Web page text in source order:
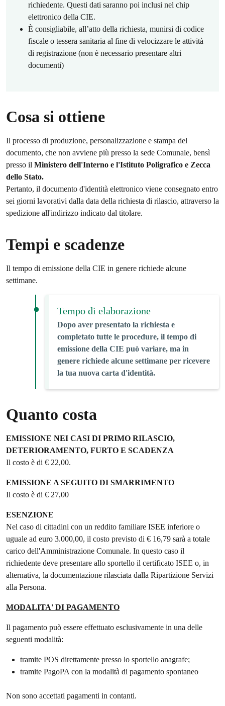
richiedente. Questi dati saranno poi inclusi nel chip
elettronico della CIE.
È consigliabile, all’atto della richiesta, munirsi di codice
fiscale o tessera sanitaria al fine di velocizzare le attività
di registrazione (non è necessario presentare altri
documenti)
Cosa si ottiene
Il processo di produzione, personalizzazione e stampa del
documento, che non avviene più presso la sede Comunale, bensì
presso il Ministero dell'Interno e l'Istituto Poligrafico e Zecca
dello Stato.
Pertanto, il documento d'identità elettronico viene consegnato entro
sei giorni lavorativi dalla data della richiesta di rilascio, attraverso la
spedizione all'indirizzo indicato dal titolare.
Tempi e scadenze
Il tempo di emissione della CIE in genere richiede alcune
settimane.
Tempo di elaborazione
Dopo aver presentato la richiesta e
completato tutte le procedure, il tempo di
emissione della CIE può variare, ma in
genere richiede alcune settimane per ricevere
la tua nuova carta d'identità.
Quanto costa
EMISSIONE NEI CASI DI PRIMO RILASCIO,
DETERIORAMENTO, FURTO E SCADENZA
Il costo è di € 22,00.
EMISSIONE A SEGUITO DI SMARRIMENTO
Il costo è di € 27,00
ESENZIONE
Nel caso di cittadini con un reddito familiare ISEE inferiore o
uguale ad euro 3.000,00, il costo previsto di € 16,79 sarà a totale
carico dell'Amministrazione Comunale. In questo caso il
richiedente deve presentare allo sportello il certificato ISEE o, in
alternativa, la documentazione rilasciata dalla Ripartizione Servizi
alla Persona.
MODALITA' DI PAGAMENTO
Il pagamento può essere effettuato esclusivamente in una delle
seguenti modalità:
tramite POS direttamente presso lo sportello anagrafe;
tramite PagoPA con la modalità di pagamento spontaneo
Non sono accettati pagamenti in contanti.